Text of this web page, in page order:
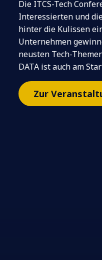
Die ITCS-Tech
Interessierten und
hinter die Kulissen
Unternehmen
neusten Tech-
DATA ist auch am
Zur